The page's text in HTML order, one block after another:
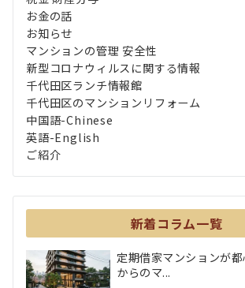
お金の話
お知らせ
マンションの管理 安全性
新型コロナウィルスに関する情報
千代田区ランチ情報館
千代田区のマンションリフォーム
中国語-Chinese
英語-English
ご紹介
新着コラム一覧
定期借家マンションが
からのマ...